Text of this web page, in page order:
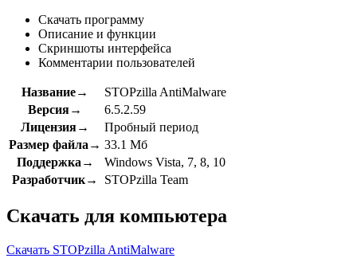
Скачать программу
Описание и функции
Скриншоты интерфейса
Комментарии пользователей
Название→
STOPzilla AntiMalware
Версия→
6.5.2.59
Лицензия→
Пробный период
Размер файла→ 33.1 Мб
Поддержка→
Windows Vista, 7, 8, 10
Разработчик→
STOPzilla Team
Скачать для компьютера
Скачать STOPzilla AntiMalware